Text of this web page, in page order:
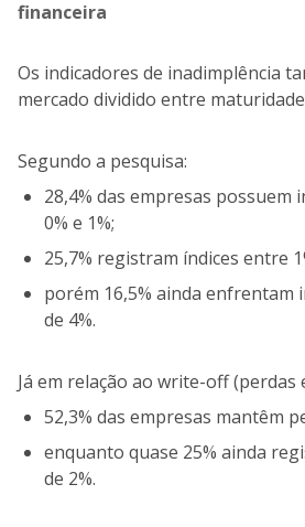
financeira
Os indicadores de inadimplência
mercado dividido entre
Segundo a pesquisa:
28,4% das empresas possuem
0% e 1%;
25,7% registram índices entre
porém 16,5% ainda enfrentam
de 4%.
Já em relação ao write-off (perdas
52,3% das empresas mantêm
enquanto quase 25% ainda
de 2%.